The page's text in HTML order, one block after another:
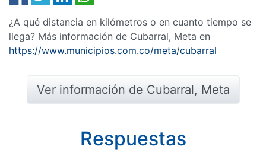
¿A qué distancia en kilómetros o en cuanto tiempo se
llega? Más información de Cubarral, Meta en
https://www.municipios.com.co/meta/cubarral
Ver información de Cubarral, Meta
Respuestas